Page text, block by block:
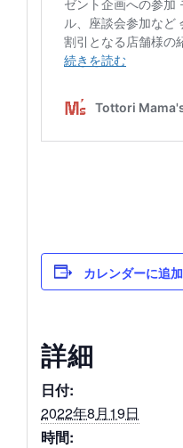
カレンダーに追加
詳細
日付:
2022年8月19日
時間: